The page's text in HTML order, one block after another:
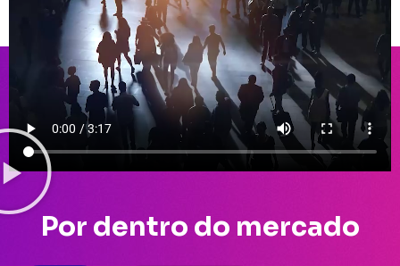
Por dentro do mercado